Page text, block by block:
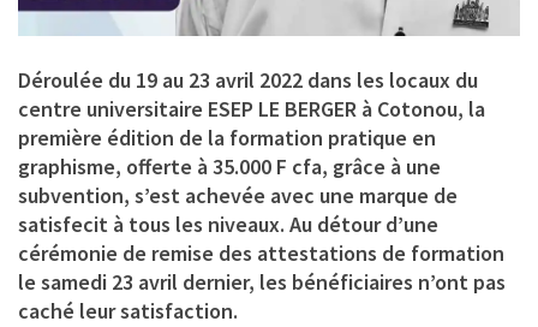
Déroulée du 19 au 23 avril 2022 dans les locaux du
centre universitaire ESEP LE BERGER à Cotonou, la
première édition de la formation pratique en
graphisme, offerte à 35.000 F cfa, grâce à une
subvention, s’est achevée avec une marque de
satisfecit à tous les niveaux. Au détour d’une
cérémonie de remise des attestations de formation
le samedi 23 avril dernier, les bénéficiaires n’ont pas
caché leur satisfaction.